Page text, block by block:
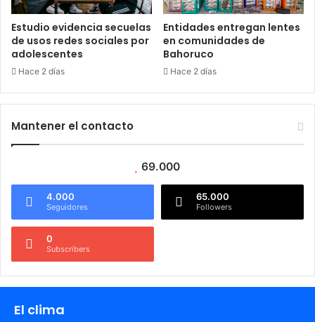
Estudio evidencia secuelas
de usos redes sociales por
adolescentes
Hace 2 días
Entidades entregan lentes
en comunidades de
Bahoruco
Hace 2 días
Mantener el contacto
69.000
4.000
Seguidores
65.000
Followers
0
Subscribers
El clima